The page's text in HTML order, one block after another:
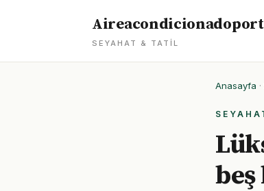
SEYAHAT & TATIL
Anasayfa ·
beş